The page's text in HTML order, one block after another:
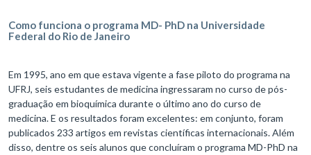
Como funciona o programa MD- PhD na Universidade
Federal do Rio de Janeiro
Em 1995, ano em que estava vigente a fase piloto do programa na
UFRJ, seis estudantes de medicina ingressaram no curso de pós-
graduação em bioquímica durante o último ano do curso de
medicina. E os resultados foram excelentes: em conjunto, foram
publicados 233 artigos em revistas científicas internacionais. Além
disso, dentre os seis alunos que concluíram o programa MD-PhD na